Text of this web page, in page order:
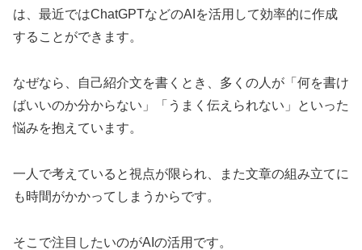
は、最近ではChatGPTなどのAIを活用して効率的に作成
することができます。
なぜなら、自己紹介文を書くとき、多くの人が「何を書け
ばいいのか分からない」「うまく伝えられない」といった
悩みを抱えています。
一人で考えていると視点が限られ、また文章の組み立てに
も時間がかかってしまうからです。
そこで注目したいのがAIの活用です。